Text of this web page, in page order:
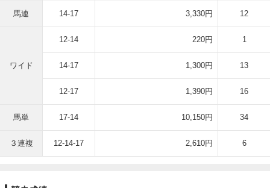
馬連 14-17 3,330円 12
ワイド
12-14 220円 1
14-17 1,300円 13
12-17 1,390円 16
馬単 17-14 10,150円 34
３連複 12-14-17 2,610円 6